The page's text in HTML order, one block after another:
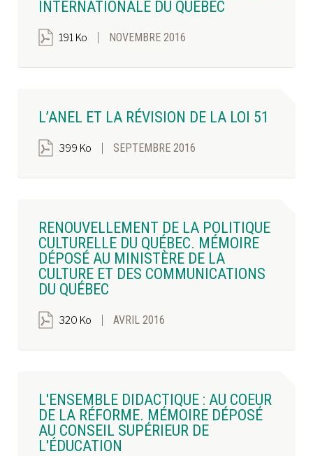
INTERNATIONALE DU QUÉBEC
191 Ko NOVEMBRE 2016
L’ANEL ET LA RÉVISION DE LA LOI 51
399 Ko SEPTEMBRE 2016
RENOUVELLEMENT DE LA POLITIQUE
CULTURELLE DU QUÉBEC. MÉMOIRE
DÉPOSÉ AU MINISTÈRE DE LA
CULTURE ET DES COMMUNICATIONS
DU QUÉBEC
320 Ko AVRIL 2016
L'ENSEMBLE DIDACTIQUE : AU COEUR
DE LA RÉFORME. MÉMOIRE DÉPOSÉ
AU CONSEIL SUPÉRIEUR DE
L'ÉDUCATION